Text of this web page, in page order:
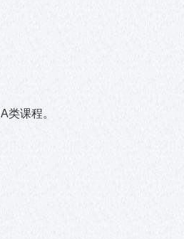
A类课程。